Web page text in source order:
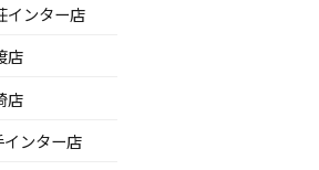
インター店
店
店
ンター店